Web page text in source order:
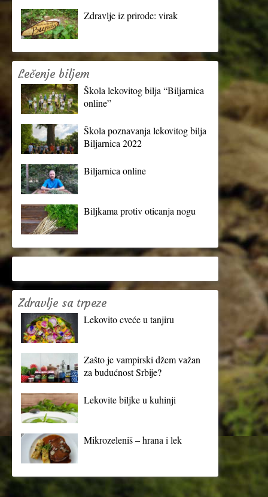
Zdravlje iz prirode: virak
Lečenje biljem
Škola lekovitog bilja “Biljarnica
online”
Škola poznavanja lekovitog bilja
Biljarnica 2022
Biljarnica online
Biljkama protiv oticanja nogu
Zdravlje sa trpeze
Lekovito cveće u tanjiru
Zašto je vampirski džem važan
za budućnost Srbije?
Lekovite biljke u kuhinji
Mikrozeleniš – hrana i lek